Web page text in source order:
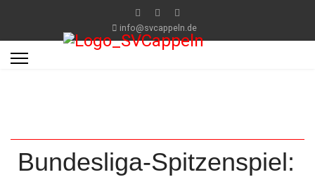
info@svcappeln.de
Bundesliga-Spitzenspiel: